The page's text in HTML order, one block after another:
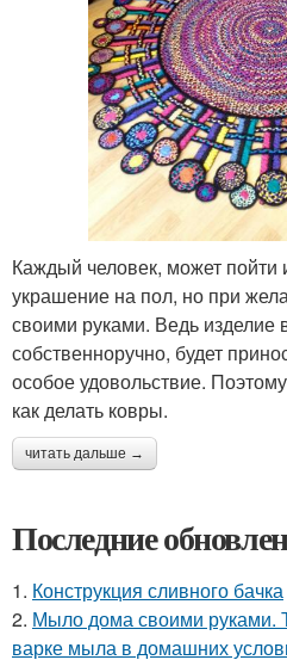
Каждый человек, может пойти
украшение на пол, но при
своими руками. Ведь изделие
собственноручно, будет
особое удовольствие.
как делать ковры.
читать дальше →
Последние
1. Конструкция сливного бачка
2. Мыло дома своими руками.
варке мыла в домашних